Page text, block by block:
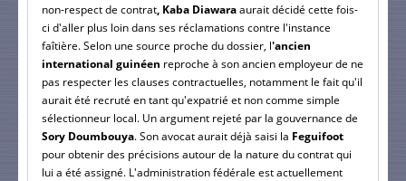
non-respect de contrat, Kaba Diawara aurait décidé cette fois-
ci d'aller plus loin dans ses réclamations contre l'instance
faîtière. Selon une source proche du dossier, l'ancien
international guinéen reproche à son ancien employeur de ne
pas respecter les clauses contractuelles, notamment le fait qu'il
aurait été recruté en tant qu'expatrié et non comme simple
sélectionneur local. Un argument rejeté par la gouvernance de
Sory Doumbouya. Son avocat aurait déjà saisi la
pour obtenir des précisions autour de la nature du contrat qui
lui a été assigné. L'administration fédérale est actuellement